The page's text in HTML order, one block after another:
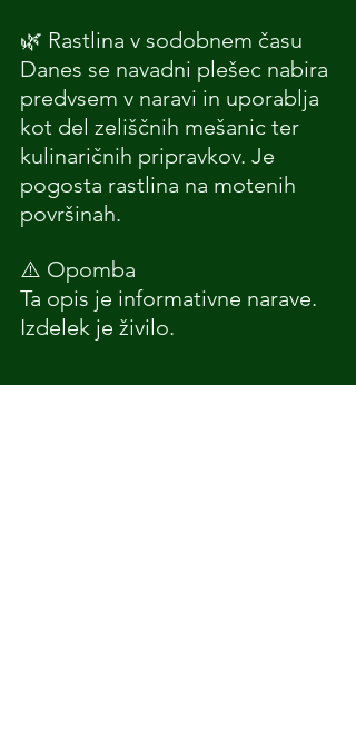
🌿 Rastlina v sodobnem času
Danes se navadni plešec nabira
predvsem v naravi in uporablja
kot del zeliščnih mešanic ter
kulinaričnih pripravkov. Je
pogosta rastlina na motenih
površinah.
⚠️ Opomba
Ta opis je informativne narave.
Izdelek je živilo.